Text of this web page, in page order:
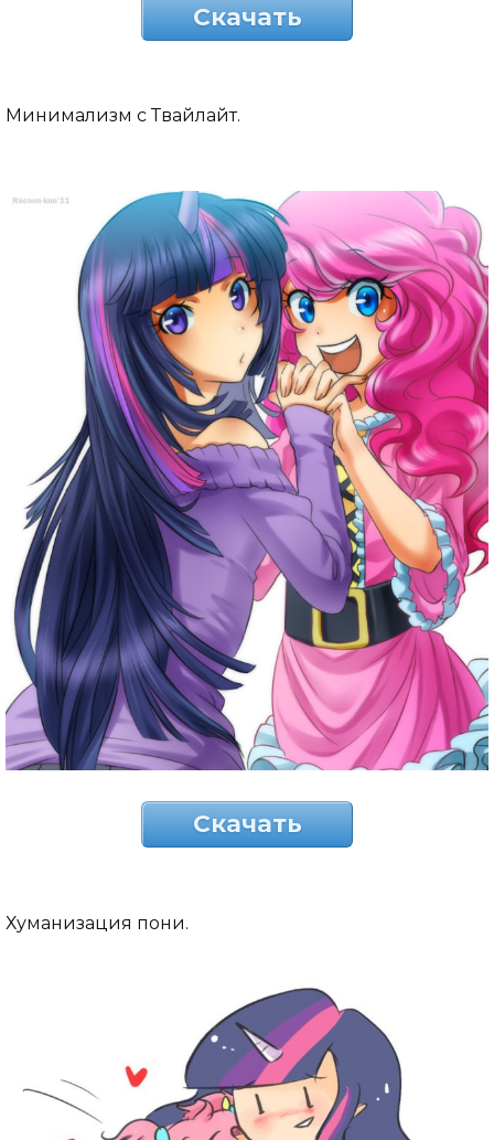
Скачать
Минимализм с Твайлайт.
Скачать
Хуманизация пони.